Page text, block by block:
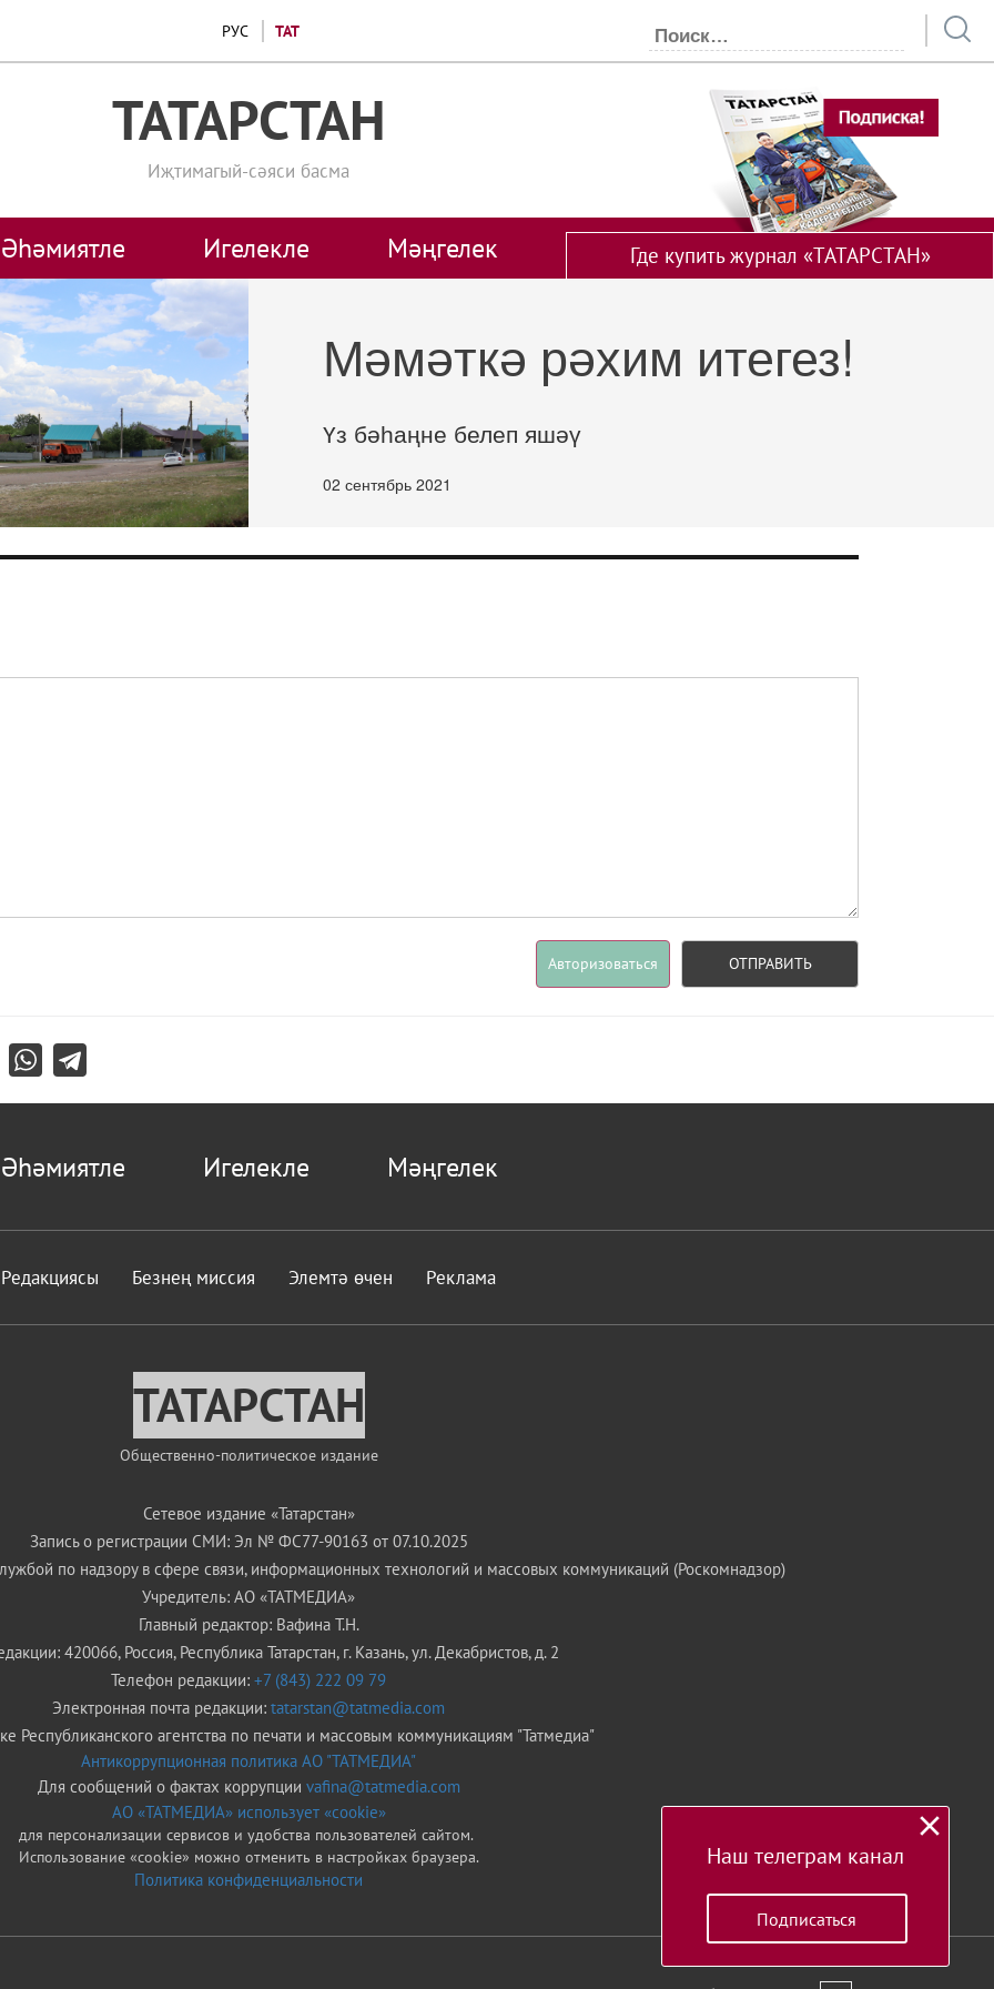
РУС ТАТ
ТАТАРСТАН
Иҗтимагый-сәяси басма
Әһәмиятле Игелекле Мәңгелек Где купить журнал «ТАТАРСТАН»
Мәмәткә рәхим итегез!
Үз бәһаңне белеп яшәү
02 сентябрь 2021
Авторизоваться ОТПРАВИТЬ
Әһәмиятле Игелекле Мәңгелек
Редакциясы Безнең миссия Элемтә өчен Реклама
ТАТАРСТАН
Общественно-политическое издание
Сетевое издание «Татарстан»
Запись о регистрации СМИ: Эл № ФС77-90163 от 07.10.2025
по надзору в сфере связи, информационных технологий и массовых коммуникаций (Роскомнадзор)
Учредитель: АО «ТАТМЕДИА»
Главный редактор: Вафина Т.Н.
420066, Россия, Республика Татарстан, г. Казань, ул. Декабристов, д. 2
Телефон редакции: +7 (843) 222 09 79
Электронная почта редакции: tatarstan@tatmedia.com
Республиканского агентства по печати и массовым коммуникациям "Татмедиа"
Антикоррупционная политика АО "ТАТМЕДИА"
Для сообщений о фактах коррупции vafina@tatmedia.com
АО «ТАТМЕДИА» использует «cookie»
для персонализации сервисов и удобства пользователей сайтом.
Использование «cookie» можно отменить в настройках браузера.
Политика конфиденциальности
Наш телеграм канал
Подписаться